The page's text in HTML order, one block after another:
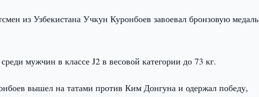
из Узбекистана Учкун Куронбоев завоевал бронзовую медаль
мужчин в классе J2 в весовой категории до 73 кг.
вышел на татами против Ким Донгуна и одержал победу,